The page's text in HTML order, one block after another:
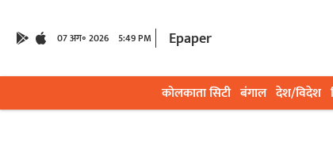
07 अग॰ 2026 5:49 PM Epaper
कोलकाता सिटी बंगाल देश/विदेश